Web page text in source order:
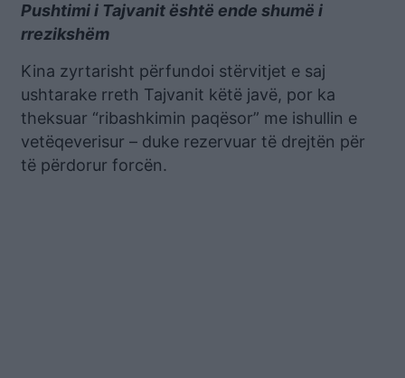
Pushtimi i Tajvanit është ende shumë i
rrezikshëm
Kina zyrtarisht përfundoi stërvitjet e saj
ushtarake rreth Tajvanit këtë javë, por ka
theksuar “ribashkimin paqësor” me ishullin e
vetëqeverisur – duke rezervuar të drejtën për
të përdorur forcën.